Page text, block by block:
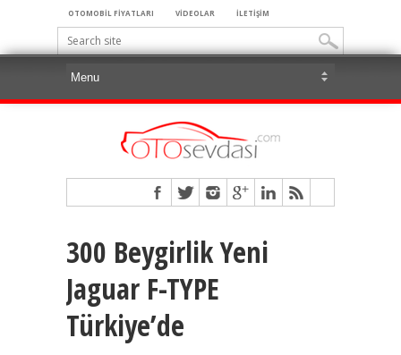
OTOMOBİL FİYATLARI VİDEOLAR İLETİŞİM
300 Beygirlik Yeni
Jaguar F-TYPE
Türkiye’de